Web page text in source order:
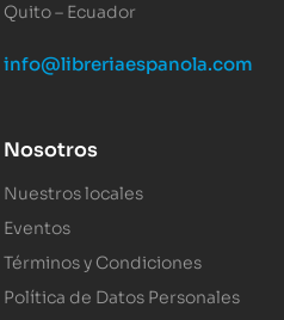
Quito – Ecuador
info@libreriaespanola.com
Nosotros
Nuestros locales
Eventos
Términos y Condiciones
Política de Datos Personales